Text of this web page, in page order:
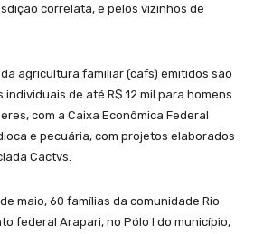
correlata, e pelos vizinhos de
agricultura familiar (cafs) emitidos são
de até R$ 12 mil para homens
com a Caixa Econômica Federal
e pecuária, com projetos elaborados
Cactvs.
maio, 60 famílias da comunidade Rio
federal Arapari, no Pólo I do município,